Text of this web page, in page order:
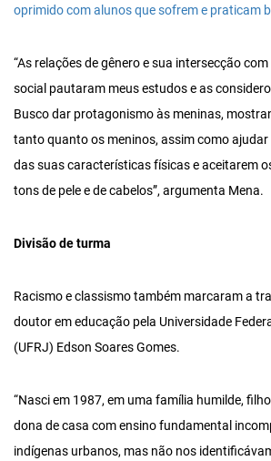
oprimido com alunos que sofrem e praticam
“As relações de gênero e sua intersecção
social pautaram meus estudos e as
Busco dar protagonismo às meninas,
tanto quanto os meninos, assim como
das suas características físicas e aceitarem
tons de pele e de cabelos”, argumenta Mena.
Divisão de turma
Racismo e classismo também marcaram a
doutor em educação pela Universidade
(UFRJ) Edson Soares Gomes.
“Nasci em 1987, em uma família humilde,
dona de casa com ensino fundamental
indígenas urbanos, mas não nos